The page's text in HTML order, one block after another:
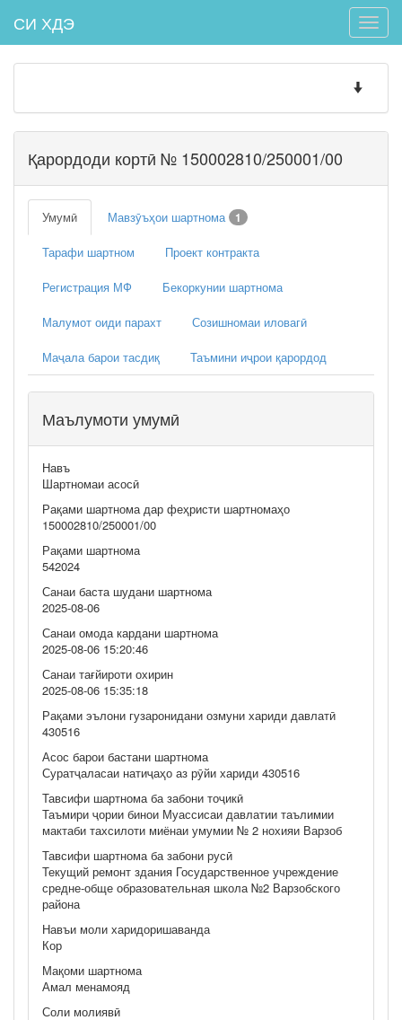
Toggle
СИ ХДЭ
Toggle
Қарордоди кортӣ № 150002810/250001/00
Умумӣ Мавзӯъҳои шартнома 1
Тарафи шартном Проект контракта
Регистрация МФ Бекоркунии шартнома
Малумот оиди парахт Созишномаи иловагӣ
Маҷала барои тасдиқ Таъмини иҷрои қарордод
Маълумоти умумӣ
Навъ
Шартномаи асосӣ
Рақами шартнома дар феҳристи шартномаҳо
150002810/250001/00
Рақами шартнома
542024
Санаи баста шудани шартнома
2025-08-06
Санаи омода кардани шартнома
2025-08-06 15:20:46
Санаи тағйироти охирин
2025-08-06 15:35:18
Рақами эълони гузаронидани озмуни хариди давлатӣ
430516
Асос барои бастани шартнома
Суратҷаласаи натиҷаҳо аз рӯйи хариди 430516
Тавсифи шартнома ба забони тоҷикӣ
Таъмири ҷории бинои Муассисаи давлатии таълимии
мактаби тахсилоти миёнаи умумии № 2 нохияи Варзоб
Тавсифи шартнома ба забони русӣ
Текущий ремонт здания Государственное учреждение
средне-обще образовательная школа №2 Варзобского
района
Навъи моли харидоришаванда
Кор
Мақоми шартнома
Амал менамояд
Соли молиявӣ